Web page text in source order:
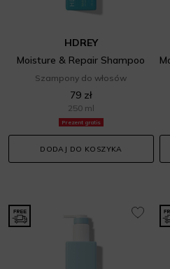
Prezent gratis
HDREY
Moisture & Repair Shampoo
Szampony do włosów
79 zł
250 ml
DODAJ DO KOSZYKA